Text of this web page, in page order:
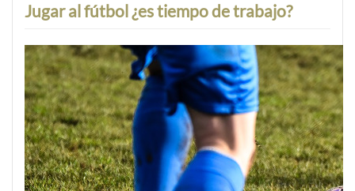
Jugar al fútbol ¿es tiempo de trabajo?